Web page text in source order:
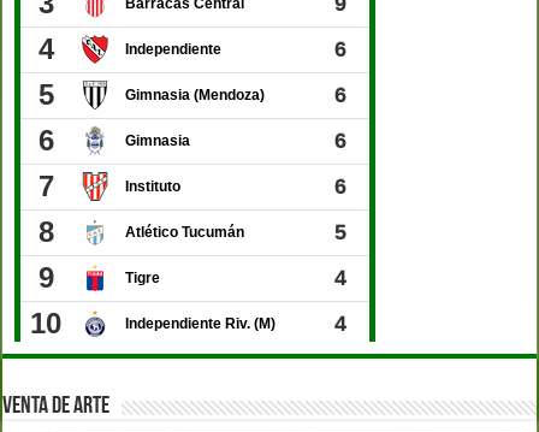
VENTA DE ARTE